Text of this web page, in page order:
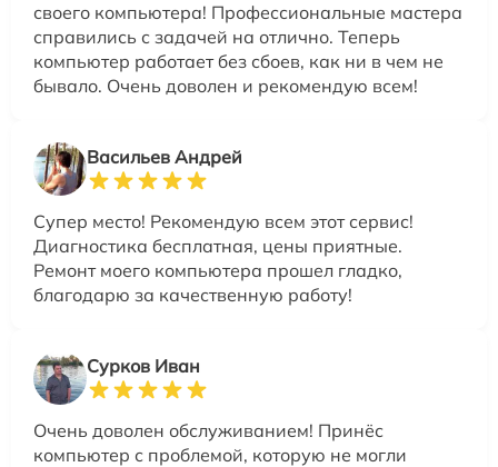
своего компьютера! Профессиональные мастера
справились с задачей на отлично. Теперь
компьютер работает без сбоев, как ни в чем не
бывало. Очень доволен и рекомендую всем!
Васильев Андрей
Супер место! Рекомендую всем этот сервис!
Диагностика бесплатная, цены приятные.
Ремонт моего компьютера прошел гладко,
благодарю за качественную работу!
Сурков Иван
Очень доволен обслуживанием! Принёс
компьютер с проблемой, которую не могли